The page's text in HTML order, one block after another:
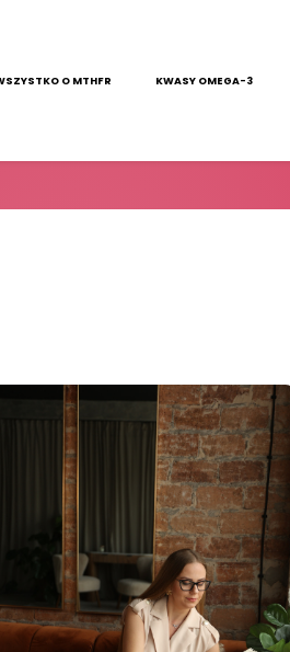
O MTHFR​ KWASY OMEGA-3